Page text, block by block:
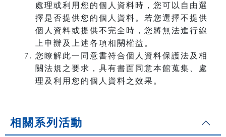
處理或利用您的個人資料時，您可以自由選
擇是否提供您的個人資料。若您選擇不提供
個人資料或提供不完全時，您將無法進行線
上申辦及上述各項相關權益。
您瞭解此一同意書符合個人資料保護法及相
關法規之要求，具有書面同意本館蒐集、處
理及利用您的個人資料之效果。
相關系列活動